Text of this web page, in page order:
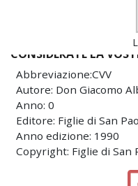
CONSIDERATE LA
Abbreviazione:CVV
Autore: Don Giacomo
Anno: 0
Editore: Figlie di San
Anno edizione: 1990
Copyright: Figlie di San